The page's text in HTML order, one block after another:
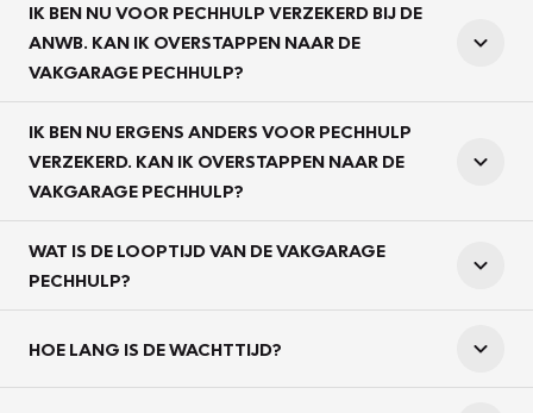
IK BEN NU VOOR PECHHULP VERZEKERD BIJ DE
ANWB. KAN IK OVERSTAPPEN NAAR DE
VAKGARAGE PECHHULP?
IK BEN NU ERGENS ANDERS VOOR PECHHULP
VERZEKERD. KAN IK OVERSTAPPEN NAAR DE
VAKGARAGE PECHHULP?
WAT IS DE LOOPTIJD VAN DE VAKGARAGE
PECHHULP?
HOE LANG IS DE WACHTTIJD?